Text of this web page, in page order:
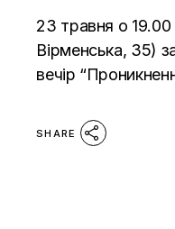
23 травня о
Вірменська, 35)
вечір
SHARE